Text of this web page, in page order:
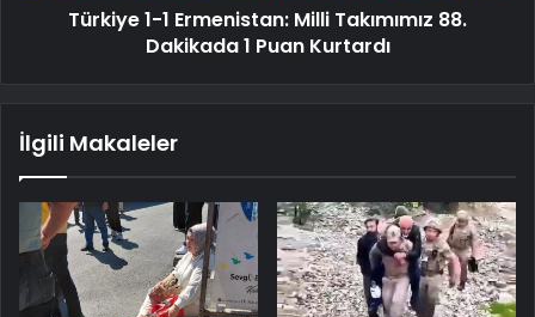
Türkiye 1-1 Ermenistan: Milli Takımımız 88.
Dakikada 1 Puan Kurtardı
İlgili Makaleler